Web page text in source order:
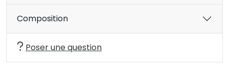
Composition
Poser une question